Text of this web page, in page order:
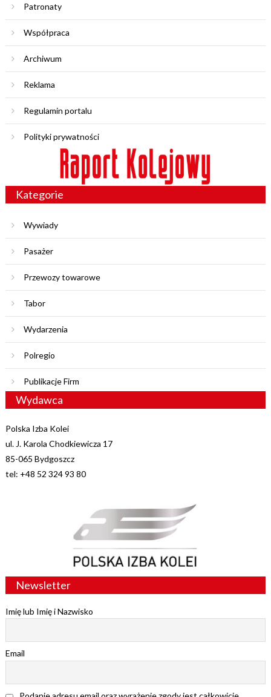
Patronaty
Współpraca
Archiwum
Reklama
Regulamin portalu
Polityki prywatności
Kategorie
Wywiady
Pasażer
Przewozy towarowe
Tabor
Wydarzenia
Polregio
Publikacje Firm
Wydawca
Polska Izba Kolei
ul. J. Karola Chodkiewicza 17
85-065 Bydgoszcz
tel: +48 52 324 93 80
Newsletter
Imię lub Imię i Nazwisko
Email